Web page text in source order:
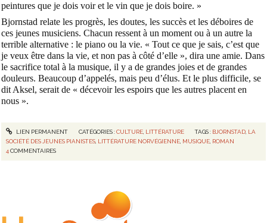
peintures que je dois voir et le vin que je dois boire. »
Bjornstad relate les progrès, les doutes, les succès et les déboires de
ces jeunes musiciens. Chacun ressent à un moment ou à un autre la
terrible alternative : le piano ou la vie. « Tout ce que je sais, c’est que
je veux être dans la vie, et non pas à côté d’elle », dira une amie. Dans
le sacrifice total à la musique, il y a de grandes joies et de grandes
douleurs. Beaucoup d’appelés, mais peu d’élus. Et le plus difficile, se
dit Aksel, serait de « décevoir les espoirs que les autres placent en
nous ».
LIEN PERMANENT CATÉGORIES :CULTURE, LITTÉRATURE TAGS : BJORNSTAD LA
SOCIÉTÉ DES JEUNES PIANISTES LITTÉRATURE NORVÉGIENNE MUSIQUE ROMAN
4 COMMENTAIRES